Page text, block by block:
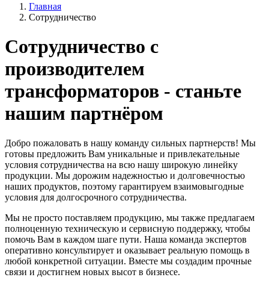
Главная
Сотрудничество
Сотрудничество с
производителем
трансформаторов - станьте
нашим партнёром
Добро пожаловать в нашу команду сильных партнерств! Мы
готовы предложить Вам уникальные и привлекательные
условия сотрудничества на всю нашу широкую линейку
продукции. Мы дорожим надежностью и долговечностью
наших продуктов, поэтому гарантируем взаимовыгодные
условия для долгосрочного сотрудничества.
Мы не просто поставляем продукцию, мы также предлагаем
полноценную техническую и сервисную поддержку, чтобы
помочь Вам в каждом шаге пути. Наша команда экспертов
оперативно консультирует и оказывает реальную помощь в
любой конкретной ситуации. Вместе мы создадим прочные
связи и достигнем новых высот в бизнесе.